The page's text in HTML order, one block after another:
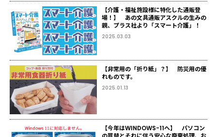
【介護・福祉施設様に特化した通販登
場！】 あの文具通販アスクルの生みの
親、プラス社より「スマート介護」！
2025.03.03
【非常用の「折り紙」？】 防災用の優
れものです。
2025.01.13
【今年はWINDOWS-11へ】 パソコン